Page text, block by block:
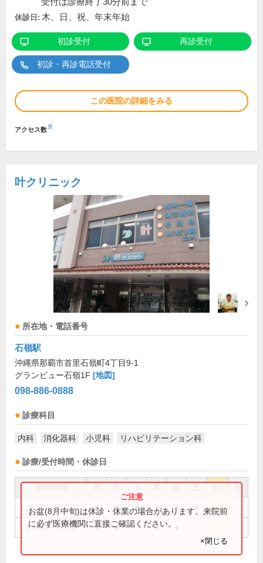
休診日: 木、日、祝、年末年始
初診受付 再診受付
初診・再診電話受付
この医院の詳細をみる
アクセス数※
叶クリニック
所在地・電話番号
石嶺駅
沖縄県那覇市首里石嶺町4丁目9-1
グランビュー石嶺1F [地図]
098-886-0888
診療科目
内科 消化器科 小児科 リハビリテーション科
診療/受付時間・休診日
祝
9:00～12:00 ● ● ● ● ●
14:00～17:00 ● ● ●
お盆(8月中旬)は休診・休業の場合があります。来院前
に必ず医療機関に直接ご確認ください。
×閉じる